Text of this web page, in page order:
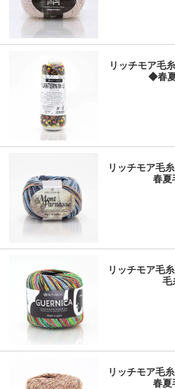
リッチモア毛
◆春
リッチモア毛
春
リッチモア毛
リッチモア毛
春